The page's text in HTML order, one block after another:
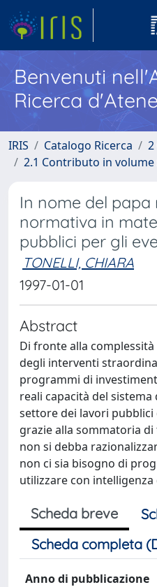
Benvenuti
Ricerca
IRIS Catalogo Ricerca
2.1 Contributo in
In nome del papa
normativa in
pubblici per gli
TONELLI, CHIARA
1997-01-01
Abstract
Di fronte alla
degli interventi
programmi di
reali capacità del
settore dei lavori pubblici
grazie alla sommatoria
non si debba
non ci sia bisogno di
utilizzare con
Scheda breve
Scheda completa
Anno di pubblicazione